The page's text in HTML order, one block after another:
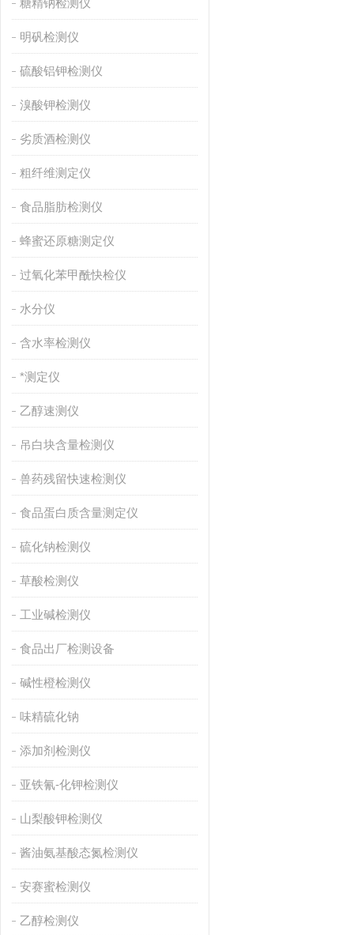
糖精钠检测仪
明矾检测仪
硫酸铝钾检测仪
溴酸钾检测仪
劣质酒检测仪
粗纤维测定仪
食品脂肪检测仪
蜂蜜还原糖测定仪
过氧化苯甲酰快检仪
水分仪
含水率检测仪
*测定仪
乙醇速测仪
吊白块含量检测仪
兽药残留快速检测仪
食品蛋白质含量测定仪
硫化钠检测仪
草酸检测仪
工业碱检测仪
食品出厂检测设备
碱性橙检测仪
味精硫化钠
添加剂检测仪
亚铁氰-化钾检测仪
山梨酸钾检测仪
酱油氨基酸态氮检测仪
安赛蜜检测仪
乙醇检测仪